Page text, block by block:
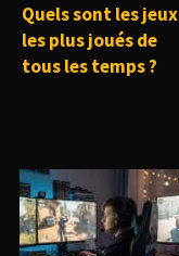
Quels sont les jeux
les plus joués de
tous les temps ?